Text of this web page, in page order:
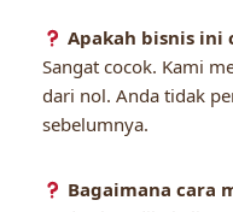
Apakah bisnis ini
Sangat cocok. Kami
dari nol. Anda tidak
sebelumnya.
Bagaimana cara